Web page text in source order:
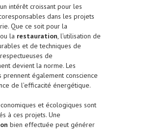
intérêt croissant pour les
dans les projets
Que ce soit pour la
ou la restauration, l’utilisation de
et de techniques de
de
devient la norme. Les
prennent également conscience
de l’efficacité énergétique.
et écologiques sont
à ces projets. Une
bien effectuée peut générer